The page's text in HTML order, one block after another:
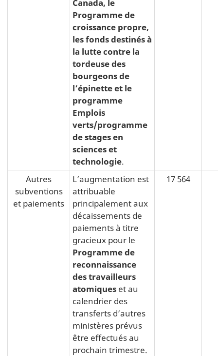
Programme de
croissance propre,
les fonds destinés à
la lutte contre la
tordeuse des
bourgeons de
l’épinette et le
programme
Emplois
verts/programme
de stages en
sciences et
technologie.
Autres
subventions
et paiements
L’augmentation est
attribuable
principalement aux
décaissements de
paiements à titre
gracieux pour le
Programme de
reconnaissance
des travailleurs
atomiques et au
calendrier des
transferts d’autres
ministères prévus
être effectués au
prochain trimestre.
17 564